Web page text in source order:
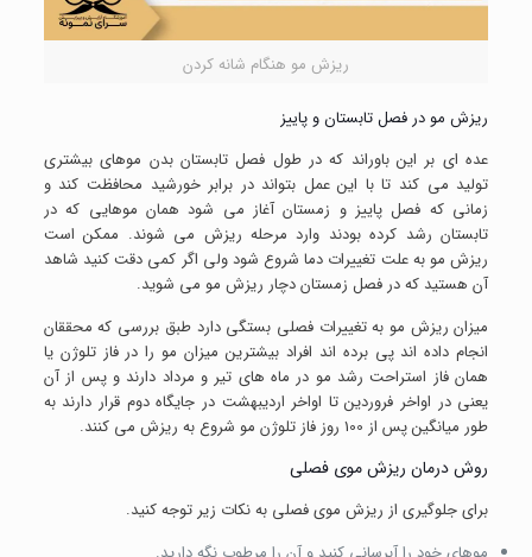
ریزش مو هنگام شانه کردن
ریزش مو در فصل تابستان و پاییز
عده ای بر این باوراند که در طول فصل تابستان بدن موهای بیشتری
تولید می کند تا با این عمل بتواند در برابر خورشید محافظت کند و
زمانی که فصل پاییز و زمستان آغاز می شود همان موهایی که در
تابستان رشد کرده بودند وارد مرحله ریزش می شوند. ممکن است
ریزش مو به علت تغییرات دما شروع شود ولی اگر کمی دقت کنید شاهد
آن هستید که در فصل زمستان دچار ریزش مو می شوید.
میزان ریزش مو به تغییرات فصلی بستگی دارد طبق بررسی که محققان
انجام داده اند پی برده اند افراد بیشترین میزان مو را در فاز تلوژن یا
همان فاز استراحت رشد مو در ماه های تیر و مرداد دارند و پس از آن
یعنی در اواخر فروردین تا اواخر اردیبهشت در جایگاه دوم قرار دارند به
طور میانگین پس از 100 روز فاز تلوژن مو شروع به ریزش می کنند.
روش درمان ریزش موی فصلی
برای جلوگیری از ریزش موی فصلی به نکات زیر توجه کنید.